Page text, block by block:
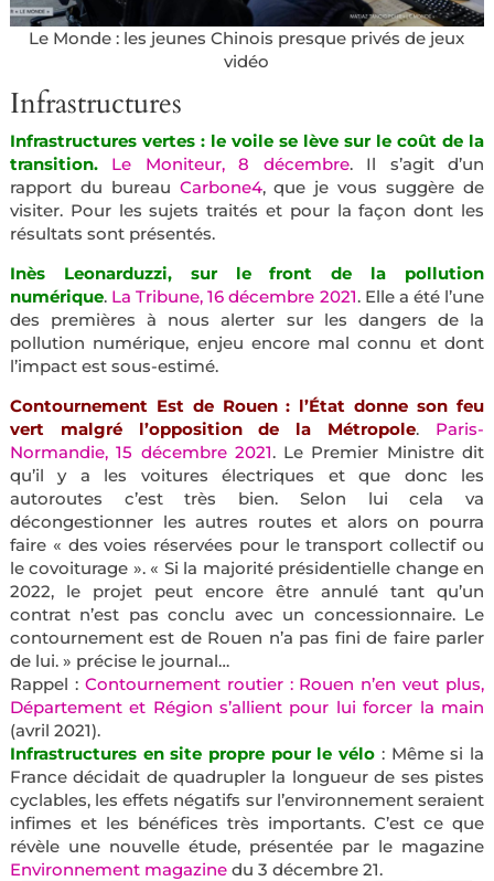
Le Monde : les jeunes Chinois presque privés de jeux
vidéo
Infrastructures
Infrastructures vertes : le voile se lève sur le coût de la
transition.
Le Moniteur, 8 décembre. Il s’agit d’un
rapport du bureau Carbone4, que je vous suggère de
visiter. Pour les sujets traités et pour la façon dont les
résultats sont présentés.
Inès Leonarduzzi, sur le front de la pollution
numérique. La Tribune, 16 décembre 2021. Elle a été l’une
des premières à nous alerter sur les dangers de la
pollution numérique, enjeu encore mal connu et dont
l’impact est sous-estimé.
Contournement Est de Rouen : l’État donne son feu
vert malgré l’opposition de la Métropole. Paris-
Normandie, 15 décembre 2021. Le Premier Ministre dit
qu’il y a les voitures électriques et que donc les
autoroutes c’est très bien. Selon lui cela va
décongestionner les autres routes et alors on pourra
faire « des voies réservées pour le transport collectif ou
le covoiturage ». « Si la majorité présidentielle change en
2022, le projet peut encore être annulé tant qu’un
contrat n’est pas conclu avec un concessionnaire. Le
contournement est de Rouen n’a pas fini de faire parler
de lui. » précise le journal…
Rappel : Contournement routier : Rouen n’en veut plus,
Département et Région s’allient pour lui forcer la main
(avril 2021).
Infrastructures en site propre pour le vélo : Même si la
France décidait de quadrupler la longueur de ses pistes
cyclables, les effets négatifs sur l’environnement seraient
infimes et les bénéfices très importants. C’est ce que
révèle une nouvelle étude, présentée par le magazine
Environnement magazinedu 3 décembre 21.